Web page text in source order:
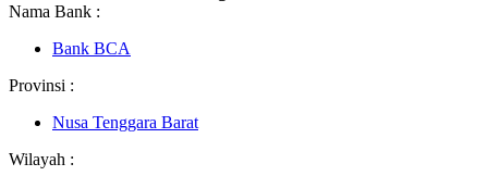
Nama Bank :
Bank BCA
Provinsi :
Nusa Tenggara Barat
Wilayah :